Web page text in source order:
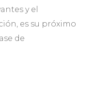
y el
es su próximo
de